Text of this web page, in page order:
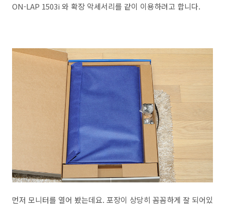
ON-LAP 1503i 와 확장 악세서리를 같이 이용하려고 합니다.
먼저 모니터를 열어 봤는데요. 포장이 상당히 꼼꼼하게 잘 되어있